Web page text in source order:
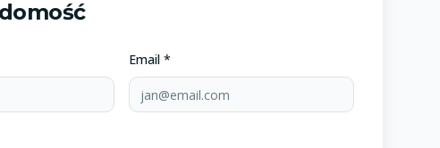
Email *